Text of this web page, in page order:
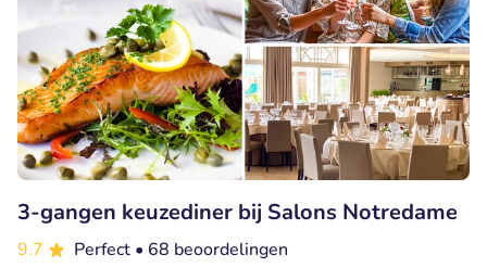
3-gangen keuzediner bij Salons Notredame
9.7 Perfect • 68 beoordelingen